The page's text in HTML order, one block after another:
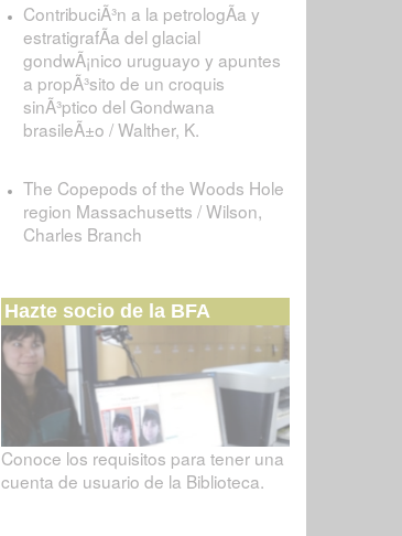
ContribuciÃ³n a la petrologÃ­a y
estratigrafÃ­a del glacial
gondwÃ¡nico uruguayo y apuntes
a propÃ³sito de un croquis
sinÃ³ptico del Gondwana
brasileÃ±o / Walther, K.
The Copepods of the Woods Hole
region Massachusetts / Wilson,
Charles Branch
Hazte socio de la BFA
Conoce los requisitos para tener una
cuenta de usuario de la Biblioteca.